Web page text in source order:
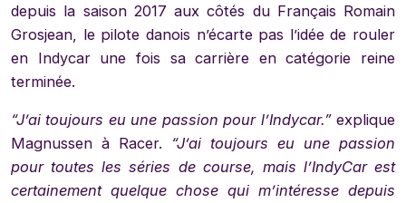
depuis la saison 2017 aux côtés du Français Romain
Grosjean, le pilote danois n’écarte pas l’idée de rouler
en Indycar une fois sa carrière en catégorie reine
terminée.
“J’ai toujours eu une passion pour l’Indycar.”explique
Magnussen à Racer. “J’ai toujours eu une passion
pour toutes les séries de course, mais l’IndyCar est
certainement quelque chose qui m’intéresse depuis